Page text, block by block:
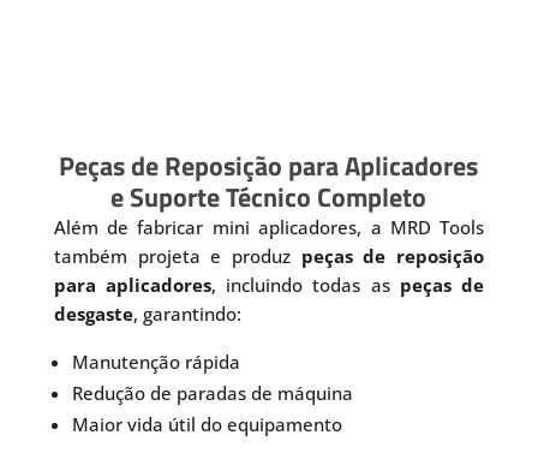
Peças de Reposição para Aplicadores
e Suporte Técnico Completo
Além de fabricar mini aplicadores, a MRD Tools
também projeta e produz peças de reposição
para aplicadores, incluindo todas as peças de
desgaste, garantindo:
Manutenção rápida
Redução de paradas de máquina
Maior vida útil do equipamento